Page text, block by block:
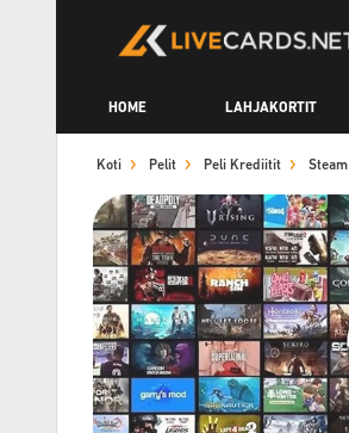
HOME LAHJAKORTIT
Koti Pelit Peli Krediitit Steam